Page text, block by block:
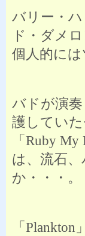
バリー・
ド・ダメ
個人的には
バドが演
護してい
「Ruby
は、流石
か・・・。
「